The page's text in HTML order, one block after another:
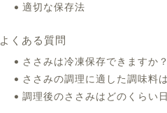
適切な保存法
よくある質問
ささみは冷凍保存できますか
ささみの調理に適した調味料
調理後のささみはどのくらい